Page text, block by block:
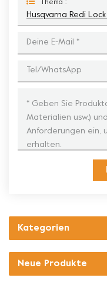
Thema :
Kategorien
Neue Produkte